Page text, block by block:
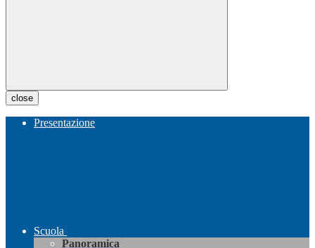
close
Presentazione
Scuola
Panoramica